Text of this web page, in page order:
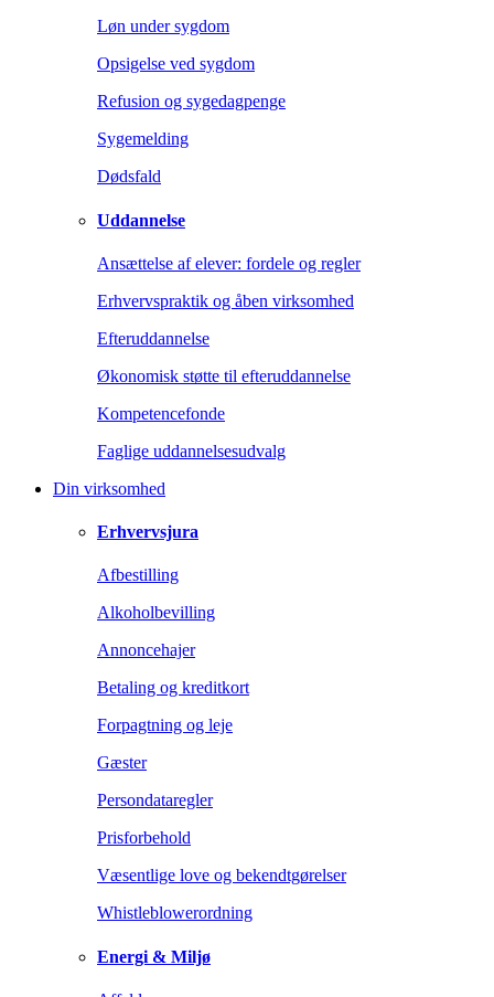
Løn under sygdom
Opsigelse ved sygdom
Refusion og sygedagpenge
Sygemelding
Dødsfald
Uddannelse
Ansættelse af elever: fordele og regler
Erhvervspraktik og åben virksomhed
Efteruddannelse
Økonomisk støtte til efteruddannelse
Kompetencefonde
Faglige uddannelsesudvalg
Din virksomhed
Erhvervsjura
Afbestilling
Alkoholbevilling
Annoncehajer
Betaling og kreditkort
Forpagtning og leje
Gæster
Persondataregler
Prisforbehold
Væsentlige love og bekendtgørelser
Whistleblowerordning
Energi & Miljø